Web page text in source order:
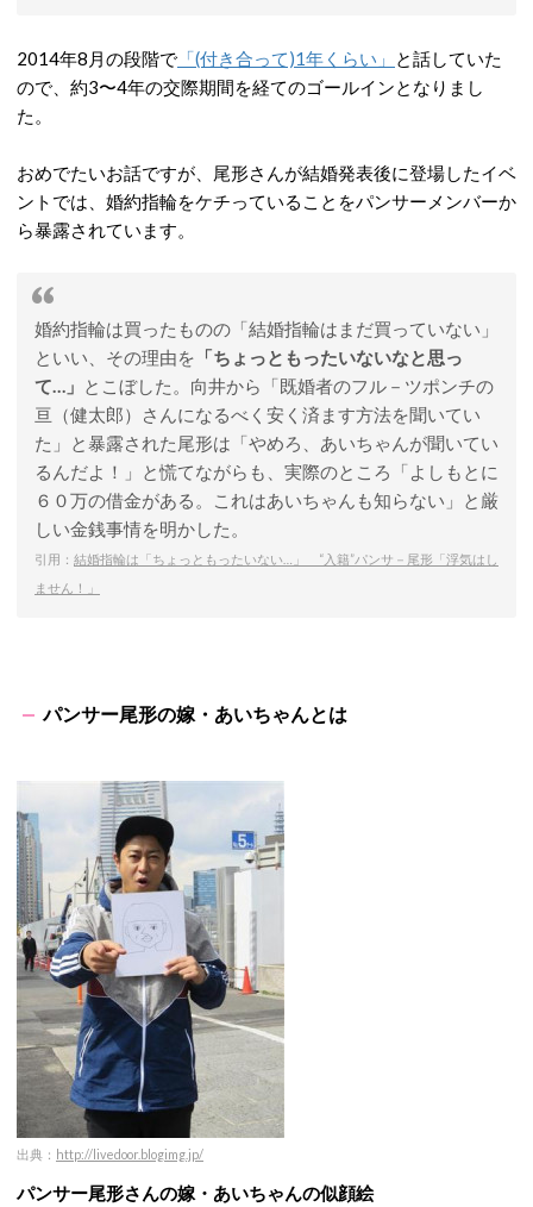
2014年8月の段階で 「(付き合って)1年くらい」
と話していた
ので、約3〜4年の交際期間を経てのゴールインとなりまし
た。
おめでたいお話ですが、尾形さんが結婚発表後に登場したイベ
ントでは、婚約指輪をケチっていることをパンサーメンバーか
ら暴露されています。
婚約指輪は買ったものの「結婚指輪はまだ買っていない」
といい、その理由を 「ちょっともったいないなと思っ
て…」 とこぼした。向井から「既婚者のフル－ツポンチの
亘（健太郎）さんになるべく安く済ます方法を聞いてい
た」と暴露された尾形は「やめろ、あいちゃんが聞いてい
るんだよ！」と慌てながらも、実際のところ「よしもとに
６０万の借金がある。これはあいちゃんも知らない」と厳
しい金銭事情を明かした。
引用： 結婚指輪は「ちょっともったいない…」 “入籍”パンサ－尾形「浮気はし
ません！」
パンサー尾形の嫁・あいちゃんとは
出典： http://livedoor.blogimg.jp/
パンサー尾形さんの嫁・あいちゃんの似顔絵